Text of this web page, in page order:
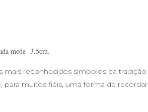
mede 3.5cm.
mais reconhecidos símbolos da
para muitos fiéis, uma forma de